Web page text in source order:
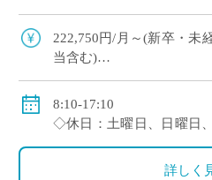
際教育、グローバル教育
222,750円/月～(新卒・未
当含む)
◇賞与：有(約3.5ヶ月分
◇手当：家族手当、担任
8:10-17:10
◇休日：土曜日、日曜日
※昨年度実績：年間休日
詳しく